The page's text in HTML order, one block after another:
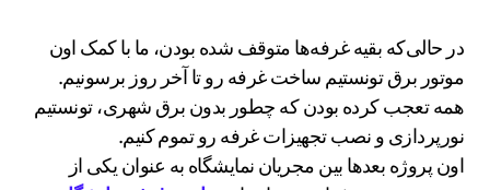
در حالی‌که بقیه غرفه‌ها متوقف شده بودن، ما با کمک اون
موتور برق تونستیم ساخت غرفه رو تا آخر روز برسونیم.
همه تعجب کرده بودن که چطور بدون برق شهری، تونستیم
نورپردازی و نصب تجهیزات غرفه رو تموم کنیم.
اون پروژه بعدها بین مجریان نمایشگاه به عنوان یکی از